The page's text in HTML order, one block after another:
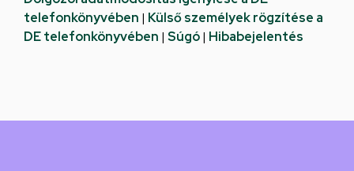
telefonkönyvében | Külső személyek rögzítése a
DE telefonkönyvében | Súgó| Hibabejelentés